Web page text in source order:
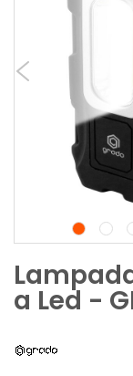
a Led -